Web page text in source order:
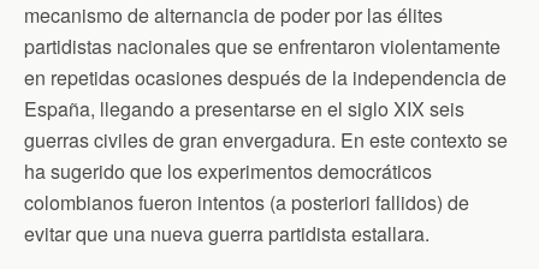
mecanismo de alternancia de poder por las élites
partidistas nacionales que se enfrentaron violentamente
en repetidas ocasiones después de la independencia de
España, llegando a presentarse en el siglo XIX seis
guerras civiles de gran envergadura. En este contexto se
ha sugerido que los experimentos democráticos
colombianos fueron intentos (a posteriori fallidos) de
evitar que una nueva guerra partidista estallara.